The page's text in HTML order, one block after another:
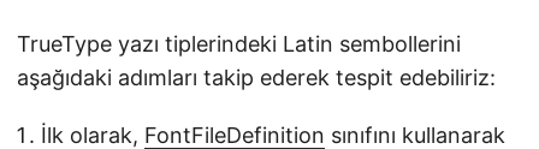
TrueType yazı tiplerindeki Latin sembollerini
aşağıdaki adımları takip ederek tespit edebiliriz:
İlk olarak, FontFileDefinition sınıfını kullanarak